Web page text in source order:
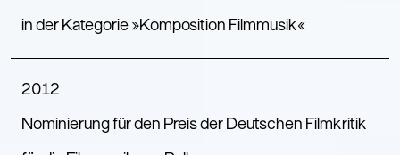
in der Kategorie »Komposition Filmmusik«
2012
Nominierung für den Preis der Deutschen Filmkritik